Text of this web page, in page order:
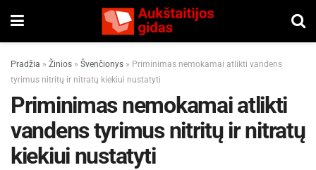
Pradžia » Žinios » Švenčionys » Priminimas nemokamai atlikti vandens
tyrimus nitritų ir nitratų kiekiui nustatyti
Priminimas nemokamai atlikti
vandens tyrimus nitritų ir nitratų
kiekiui nustatyti